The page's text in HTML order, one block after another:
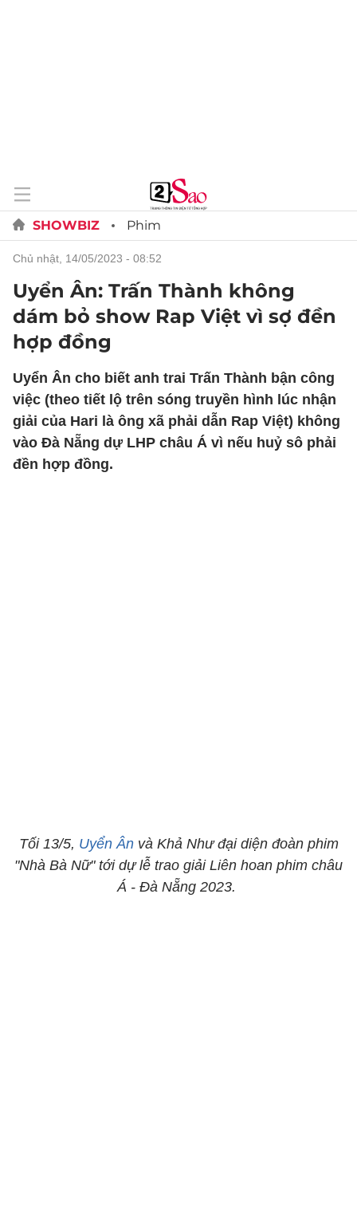
SHOWBIZ Phim
chủ nhật, 14/05/2023 - 08:52
Uyển Ân: Trấn Thành không
dám bỏ show Rap Việt vì sợ đền
hợp đồng
Uyển Ân cho biết anh trai Trấn Thành bận công
việc (theo tiết lộ trên sóng truyền hình lúc nhận
giải của Hari là ông xã phải dẫn Rap Việt) không
vào Đà Nẵng dự LHP châu Á vì nếu huỷ sô phải
đền hợp đồng.
Tối 13/5, Uyển Ânvà Khả Như đại diện đoàn phim
"Nhà Bà Nữ" tới dự lễ trao giải Liên hoan phim châu
Á - Đà Nẵng 2023.